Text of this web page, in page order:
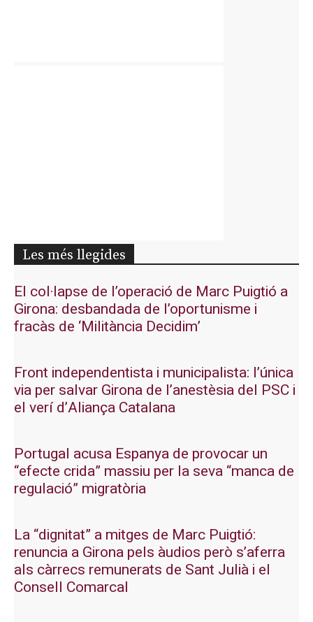
Les més llegides
El col·lapse de l’operació de Marc Puigtió a
Girona: desbandada de l’oportunisme i
fracàs de ‘Militància Decidim’
Front independentista i municipalista: l’única
via per salvar Girona de l’anestèsia del PSC i
el verí d’Aliança Catalana
Portugal acusa Espanya de provocar un
“efecte crida” massiu per la seva “manca de
regulació” migratòria
La “dignitat” a mitges de Marc Puigtió:
renuncia a Girona pels àudios però s’aferra
als càrrecs remunerats de Sant Julià i el
Consell Comarcal